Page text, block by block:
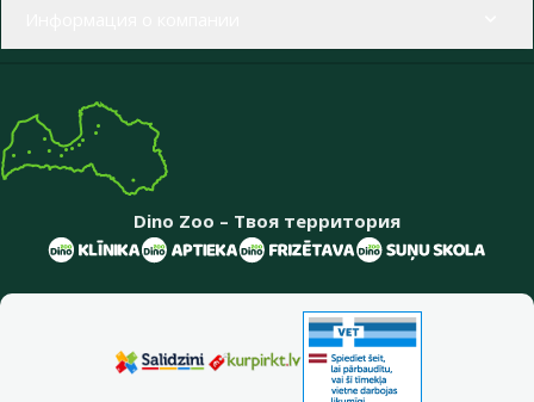
Dino Zoo – Твоя территория